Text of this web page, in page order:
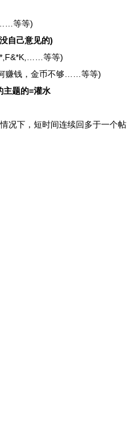
……等等)
自己意见的)
等等)
赚钱，金币不够……等等)
主题的=灌水
况下，短时间连续回多于一个帖